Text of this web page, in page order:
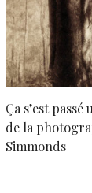
Ça s’est
de la
Simmonds